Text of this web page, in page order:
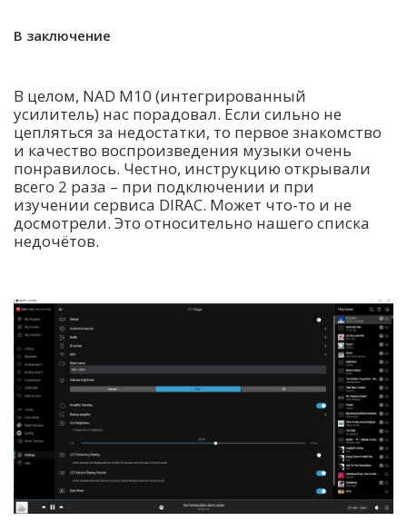
В заключение
В целом, NAD M10 (интегрированный
усилитель) нас порадовал. Если сильно не
цепляться за недостатки, то первое знакомство
и качество воспроизведения музыки очень
понравилось. Честно, инструкцию открывали
всего 2 раза – при подключении и при
изучении сервиса DIRAC. Может что-то и не
досмотрели. Это относительно нашего списка
недочётов.